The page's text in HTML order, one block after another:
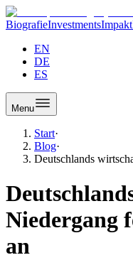
BiografieInvestmentsImpakt
EN
DE
ES
Menu
Start·
Blog·
Deutschlands
Niedergang
an